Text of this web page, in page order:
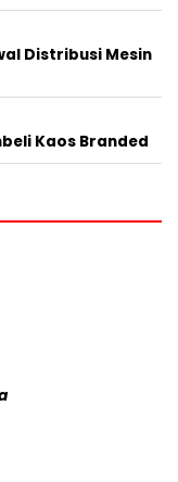
Distribusi Mesin
Kaos Branded